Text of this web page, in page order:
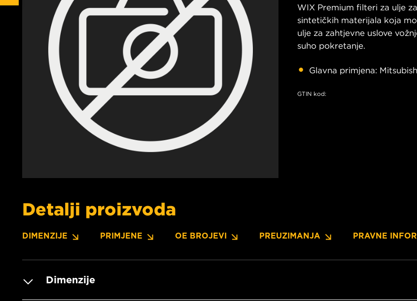
WIX Premium filteri za ulje
sintetičkih materijala koja
ulje za zahtjevne uslove
suho pokretanje.
Glavna primjena:
GTIN kod:
Detalji proizvoda
DIMENZIJE PRIMJENE OE BROJEVI PREUZIMANJA PRAVNE
Dimenzije